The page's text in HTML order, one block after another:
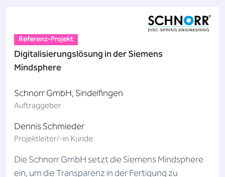
Referenz-Projekt
Digitalisierungslösung in der Siemens
Mindsphere
Schnorr GmbH, Sindelfingen
Auftraggeber
Dennis Schmieder
Projektleiter/-in Kunde
Die Schnorr GmbH setzt die Siemens Mindsphere
ein, um die Transparenz in der Fertigung zu